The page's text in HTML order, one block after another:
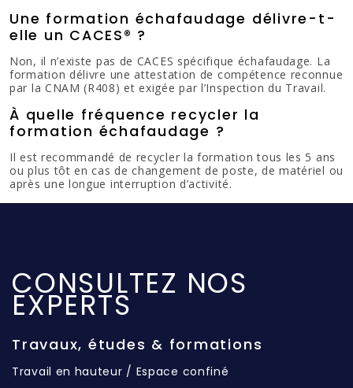
Une formation échafaudage délivre-t-
elle un CACES® ?
Non, il n’existe pas de CACES spécifique échafaudage. La
formation délivre une attestation de compétence reconnue
par la CNAM (R408) et exigée par l’Inspection du Travail.
À quelle fréquence recycler la
formation échafaudage ?
Il est recommandé de recycler la formation tous les 5 ans
ou plus tôt en cas de changement de poste, de matériel ou
après une longue interruption d’activité.
CONSULTEZ NOS
EXPERTS
Travaux, études & formations
Travail en hauteur / Espace confiné